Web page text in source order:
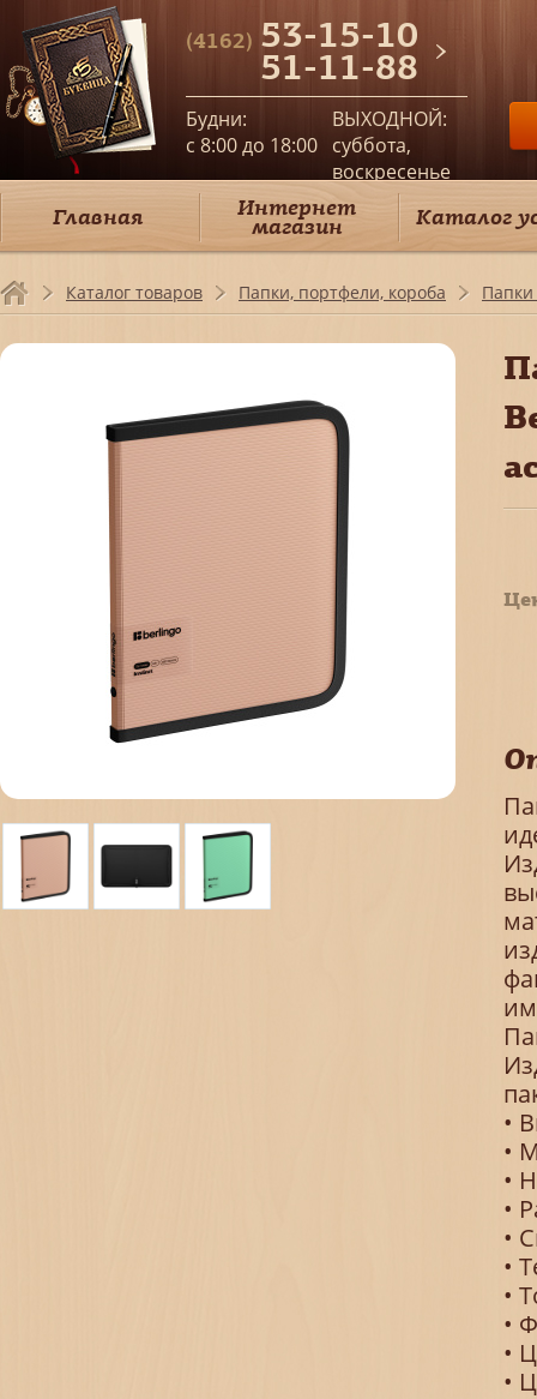
(4162) 53-15-10
51-11-88
Будни:
c 8:00 до 18:00
ВЫХОДНОЙ:
суббота,
воскресенье
Главная Интернет
магазин Каталог
Каталог товаров Папки, портфели, короба Папки
•
•
•
•
•
•
•
•
•
•